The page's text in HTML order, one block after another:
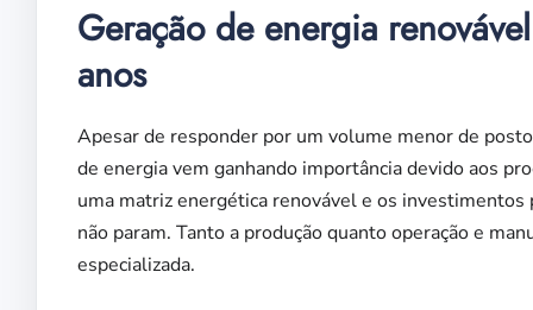
Geração de energia
anos
Apesar de responder por um volume menor de
de energia vem ganhando importância devido aos
uma matriz energética renovável e os
não param. Tanto a produção quanto operação e
especializada.